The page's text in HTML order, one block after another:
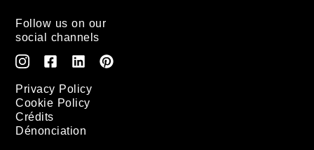
Follow us on our
social channels
Privacy Policy
Cookie Policy
Crédits
Dénonciation